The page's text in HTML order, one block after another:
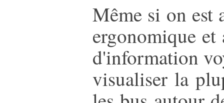
Même si on est
ergonomique
d'information
visualiser la